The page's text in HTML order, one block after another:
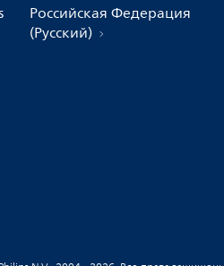
Российская Федерация
(Русский)